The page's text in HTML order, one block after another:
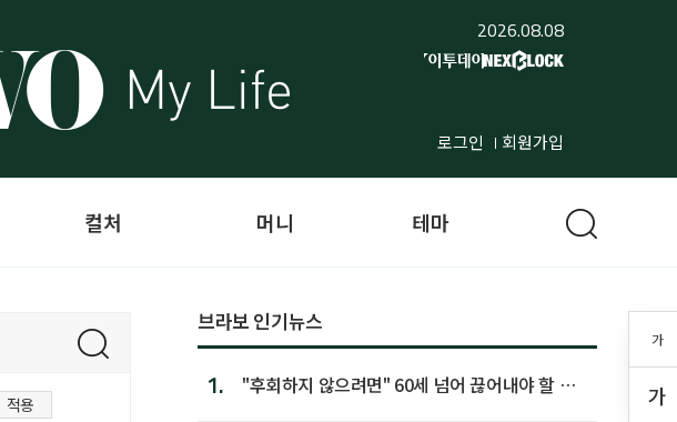
2026.08.08
로그인 회원가입
가
가
컬처 머니 테마
적용
브라보 인기뉴스
1.
"후회하지 않으려면" 60세 넘어 끊어내야 할 사